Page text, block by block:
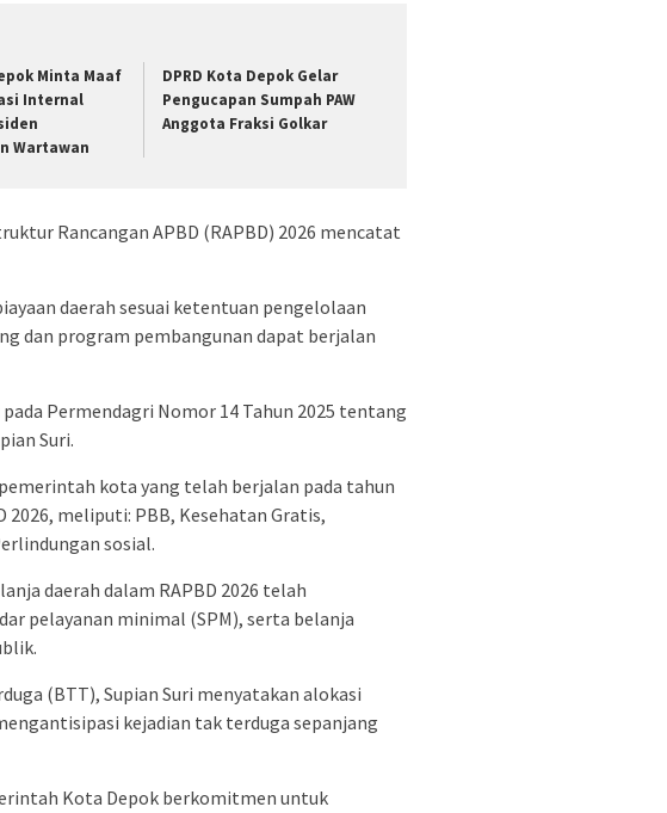
Minta Maaf
Internal
Wartawan
DPRD Kota Depok Gelar
Pengucapan Sumpah PAW
Anggota Fraksi Golkar
Rancangan APBD (RAPBD) 2026 mencatat
daerah sesuai ketentuan pengelolaan
dan program pembangunan dapat berjalan
Permendagri Nomor 14 Tahun 2025 tentang
Suri.
kota yang telah berjalan pada tahun
2026, meliputi: PBB, Kesehatan Gratis,
sosial.
daerah dalam RAPBD 2026 telah
pelayanan minimal (SPM), serta belanja
(BTT), Supian Suri menyatakan alokasi
kejadian tak terduga sepanjang
Kota Depok berkomitmen untuk